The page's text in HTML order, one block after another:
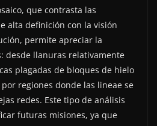
que contrasta las
alta definición con la visión
permite apreciar la
desde llanuras relativamente
plagadas de bloques de hielo
regiones donde las lineae se
redes. Este tipo de análisis
futuras misiones, ya que